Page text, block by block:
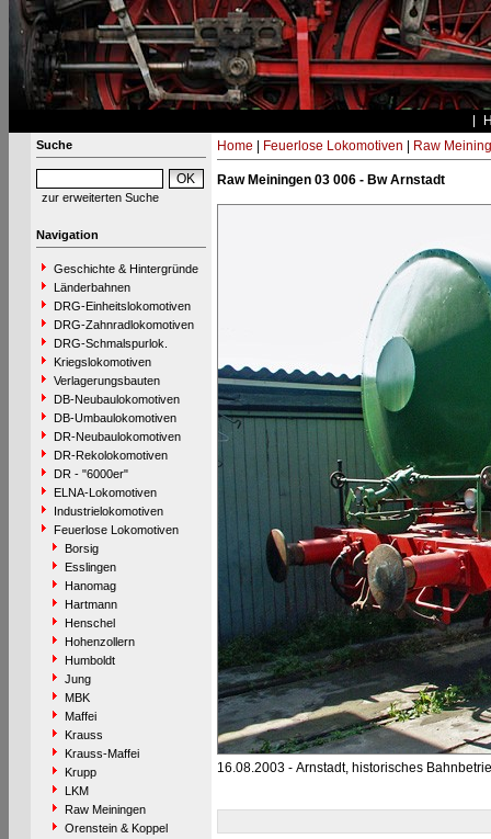
Suche
zur erweiterten Suche
Navigation
Geschichte & Hintergründe
Länderbahnen
DRG-Einheitslokomotiven
DRG-Zahnradlokomotiven
DRG-Schmalspurlok.
Kriegslokomotiven
Verlagerungsbauten
DB-Neubaulokomotiven
DB-Umbaulokomotiven
DR-Neubaulokomotiven
DR-Rekolokomotiven
DR - "6000er"
ELNA-Lokomotiven
Industrielokomotiven
Feuerlose Lokomotiven
Borsig
Esslingen
Hanomag
Hartmann
Henschel
Hohenzollern
Humboldt
Jung
MBK
Maffei
Krauss
Krauss-Maffei
Krupp
LKM
Raw Meiningen
Orenstein & Koppel
Home Feuerlose Lokomotiven Raw
Raw Meiningen 03 006 - Bw Arnstadt
16.08.2003 - Arnstadt, historisches